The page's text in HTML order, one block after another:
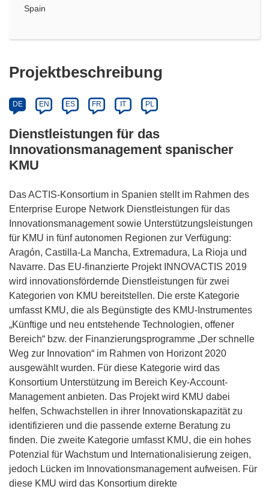
Spain
Projektbeschreibung
DE EN ES FR IT PL
Dienstleistungen für das
Innovationsmanagement spanischer
KMU
Das ACTIS-Konsortium in Spanien stellt im Rahmen des
Enterprise Europe Network Dienstleistungen für das
Innovationsmanagement sowie Unterstützungsleistungen
für KMU in fünf autonomen Regionen zur Verfügung:
Aragón, Castilla-La Mancha, Extremadura, La Rioja und
Navarre. Das EU-finanzierte Projekt INNOVACTIS 2019
wird innovationsfördernde Dienstleistungen für zwei
Kategorien von KMU bereitstellen. Die erste Kategorie
umfasst KMU, die als Begünstigte des KMU-Instrumentes
„Künftige und neu entstehende Technologien, offener
Bereich“ bzw. der Finanzierungsprogramme „Der schnelle
Weg zur Innovation“ im Rahmen von Horizont 2020
ausgewählt wurden. Für diese Kategorie wird das
Konsortium Unterstützung im Bereich Key-Account-
Management anbieten. Das Projekt wird KMU dabei
helfen, Schwachstellen in ihrer Innovationskapazität zu
identifizieren und die passende externe Beratung zu
finden. Die zweite Kategorie umfasst KMU, die ein hohes
Potenzial für Wachstum und Internationalisierung zeigen,
jedoch Lücken im Innovationsmanagement aufweisen. Für
diese KMU wird das Konsortium direkte